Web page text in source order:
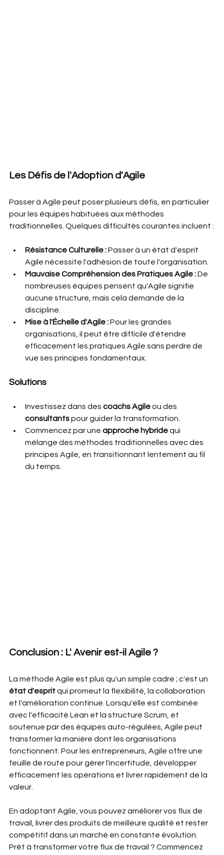
Les Défis de l'Adoption d'Agile
Passer à Agile peut poser plusieurs défis, en particulier
pour les équipes habituées aux méthodes
traditionnelles. Quelques difficultés courantes incluent :
Résistance Culturelle : Passer à un état d'esprit
Agile nécessite l'adhésion de toute l'organisation.
Mauvaise Compréhension des Pratiques Agile : De
nombreuses équipes pensent qu'Agile signifie
aucune structure, mais cela demande de la
discipline.
Mise à l'Échelle d'Agile : Pour les grandes
organisations, il peut être difficile d'étendre
efficacement les pratiques Agile sans perdre de
vue ses principes fondamentaux.
Solutions
Investissez dans des coachs Agile ou des
consultants pour guider la transformation.
Commencez par une approche hybride qui
mélange des méthodes traditionnelles avec des
principes Agile, en transitionnant lentement au fil
du temps.
Conclusion : L' Avenir est-il Agile ?
La méthode Agile est plus qu'un simple cadre ; c'est un
état d'esprit qui promeut la flexibilité, la collaboration
et l'amélioration continue. Lorsqu'elle est combinée
avec l'efficacité Lean et la structure Scrum, et
soutenue par des équipes auto-régulées, Agile peut
transformer la manière dont les organisations
fonctionnent. Pour les entrepreneurs, Agile offre une
feuille de route pour gérer l'incertitude, développer
efficacement les opérations et livrer rapidement de la
valeur.
En adoptant Agile, vous pouvez améliorer vos flux de
travail, livrer des produits de meilleure qualité et rester
compétitif dans un marché en constante évolution.
Prêt à transformer votre flux de travail ? Commencez